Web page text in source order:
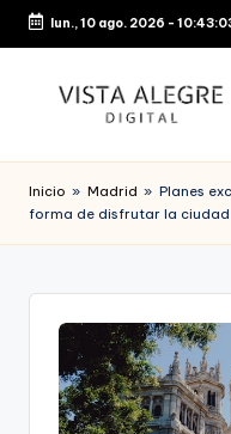
Saltar
contenido
lun., 10 ago. 2026 -
Inicio » Madrid » Planes
forma de disfrutar la ciudad